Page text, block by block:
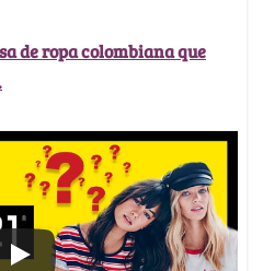
de ropa colombiana que